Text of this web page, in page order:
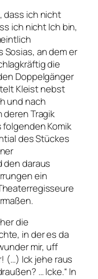
dass ich nicht
ich nicht Ich bin,
an dem er
die
Doppelgänger
Kleist nebst
und nach
deren Tragik
Komik
des Stückes
daraus
ein
die
in der es da
mir, uff
(…) Ick jehe raus
… Icke.“ In